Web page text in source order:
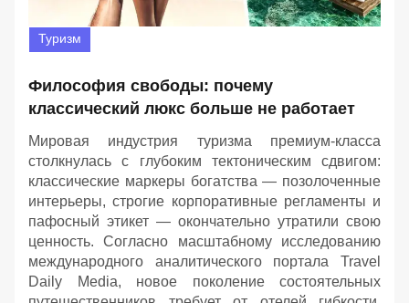
Туризм
Философия свободы: почему
классический люкс больше не работает
Мировая индустрия туризма премиум-класса
столкнулась с глубоким тектоническим сдвигом:
классические маркеры богатства — позолоченные
интерьеры, строгие корпоративные регламенты и
пафосный этикет — окончательно утратили свою
ценность. Согласно масштабному исследованию
международного аналитического портала Travel
Daily Media, новое поколение состоятельных